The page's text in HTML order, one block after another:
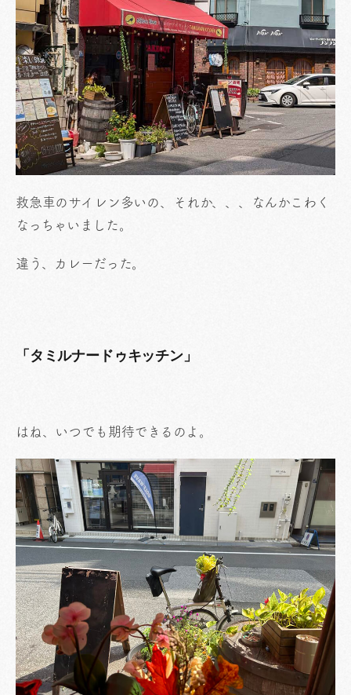
救急車のサイレン多いの、それか、、、なんかこわく
なっちゃいました。
違う、カレーだった。
「タミルナードゥキッチン」
はね、いつでも期待できるのよ。